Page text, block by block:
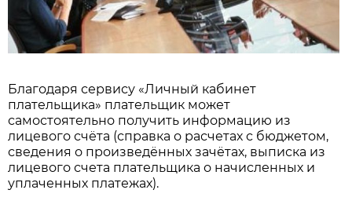
Благодаря сервису «Личный кабинет
плательщика» плательщик может
самостоятельно получить информацию из
лицевого счёта (справка о расчетах с бюджетом,
сведения о произведённых зачётах, выписка из
лицевого счета плательщика о начисленных и
уплаченных платежах).